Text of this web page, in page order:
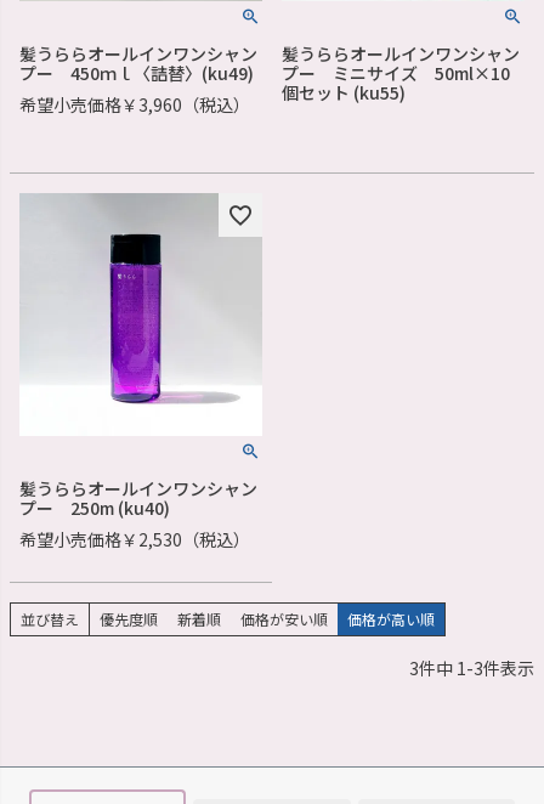
髪うららオールインワンシャン
プー 450ｍｌ〈詰替〉(ku49)
希望小売価格￥3,960（税込）
髪うららオールインワンシャン
プー ミニサイズ 50ml×10
個セット (ku55)
髪うららオールインワンシャン
プー 250m (ku40)
希望小売価格￥2,530（税込）
並び替え 優先度順 新着順 価格が安い順 価格が高い順
3件中 1-3件表示